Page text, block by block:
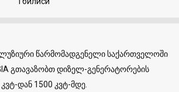
წარმომადგენელი საქართველოში
გთავაზობთ დიზელ-გენერატორების
დან 1500 კვტ-მდე.